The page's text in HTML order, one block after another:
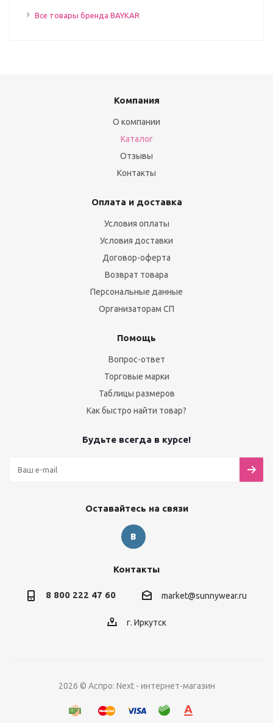
Все товары бренда BAYKAR
Компания
О компании
Каталог
Отзывы
Контакты
Оплата и доставка
Условия оплаты
Условия доставки
Договор-оферта
Возврат товара
Персональные данные
Организаторам СП
Помощь
Вопрос-ответ
Торговые марки
Таблицы размеров
Как быстро найти товар?
Будьте всегда в курсе!
Оставайтесь на связи
Контакты
8 800 222 47 60 market@sunnywear.ru
г. Иркутск
2026 © Аспро: Next - интернет-магазин